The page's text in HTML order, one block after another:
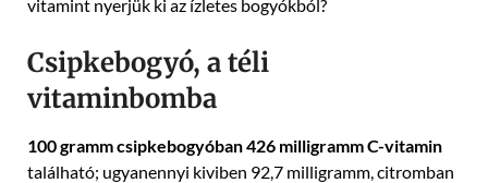
vitamint nyerjük ki az ízletes bogyókból?
Csipkebogyó, a téli
vitaminbomba
100 gramm csipkebogyóban 426 milligramm C-vitamin
található; ugyanennyi kiviben 92,7 milligramm, citromban